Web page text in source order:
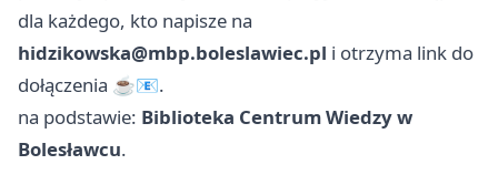
dla każdego, kto napisze na
hidzikowska@mbp.boleslawiec.pl i otrzyma link do
dołączenia ☕️📧.
na podstawie: Biblioteka Centrum Wiedzy w
Bolesławcu.